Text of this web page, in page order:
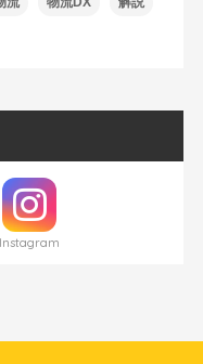
Instagram